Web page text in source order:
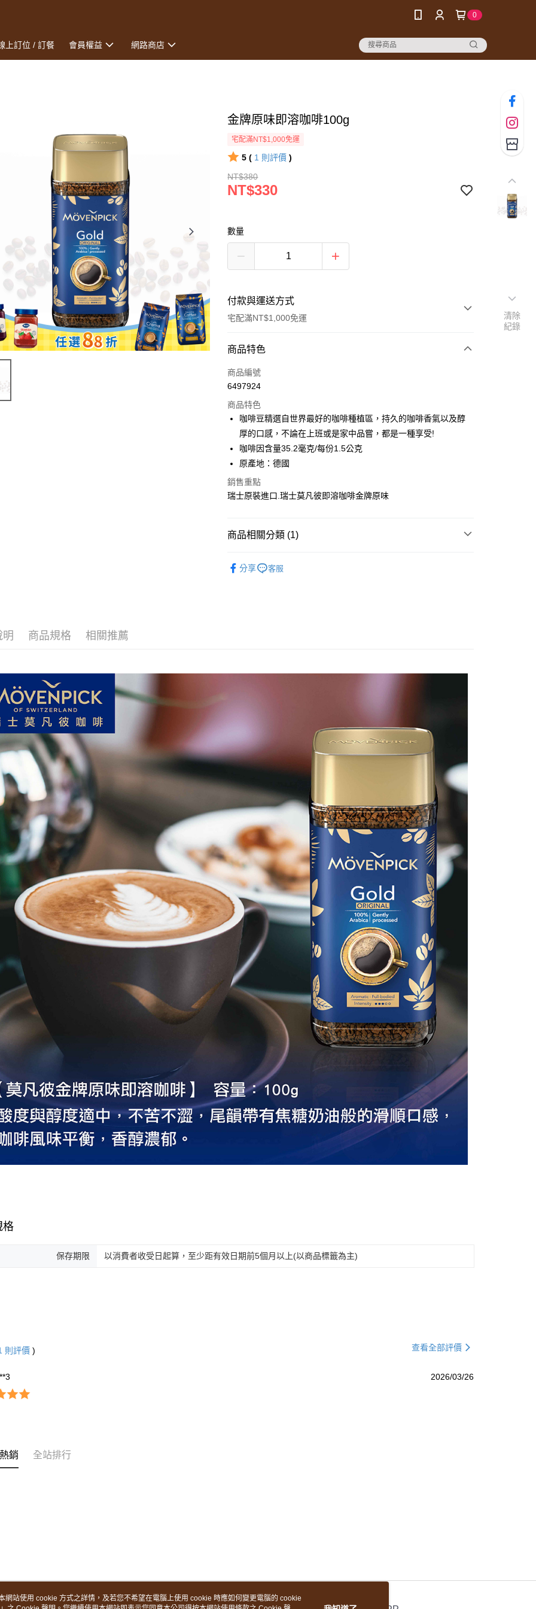
0
上訂位 / 訂餐 會員權益 網路商店
金牌原味即溶咖啡100g
宅配滿NT$1,000免運
5 ( 1 則評價 )
NT$380
NT$330
數量
付款與運送方式
宅配滿NT$1,000免運
付款方式
信用卡一次付款
ATM付款
運送方式
常溫宅配
每筆NT$100，滿NT$1,000(含以上)免運費
商品特色
商品編號
6497924
商品特色
咖啡豆精選自世界最好的咖啡種植區，持久的咖啡香氣以及醇
厚的口感，不論在上班或是家中品嘗，都是一種享受!
咖啡因含量35.2毫克/每份1.5公克
原產地：德國
銷售重點
瑞士原裝進口.瑞士莫凡彼即溶咖啡金牌原味
商品相關分類 (1)
分享
客服
明 商品規格 相關推薦
格
保存期限 以消費者收受日起算，至少距有效日期前5個月以上(以商品標籤為主)
則評價 ) 查看全部評價
2026/03/26
銷 全站排行
清除
紀錄
網站使用 cookie 方式之詳情，及若您不希望在電腦上使用 cookie 時應如何變更電腦的 cookie